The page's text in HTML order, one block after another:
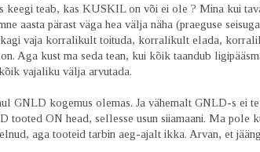
keegi teab, kas KUSKIL on või ei ole ? Mina kui
aasta pärast väga hea välja näha (praeguse
vaja korralikult toituda, korralikult elada,
Aga kust ma seda tean, kui kõik taandub
vajaliku välja arvutada.
GNLD kogemus olemas. Ja vähemalt GNLD-s ei
tooted ON head, sellesse usun siiamaani. Ma pole
aga tooteid tarbin aeg-ajalt ikka. Arvan, et